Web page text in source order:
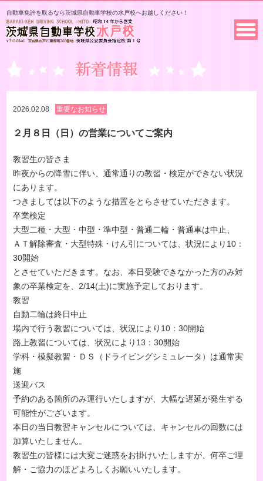
自動車免許を取るなら茨城県自動車学校の水戸校へお越しください！
2026.02.08 重要なお知らせ
２月８日（日）の営業についてご案内
教習生の皆さま
昨夜からの降雪に伴い、通常通りの教習・検定ができない状況
にあります。
つきましては以下のような措置をとらさせていただきます。
卒業検定
大型二種・大型・中型・準中型・普通二輪・普通車は中止、
ＡＴ解除審査・大型特殊・けん引については、状況により10：
30開始
とさせていただきます。なお、本日受験できなかった方のみ対
象の卒業検定を、2/14(土)に実施予定しております。
教習
自動二輪は終日中止
場内で行う教習については、状況により10：30開始
路上教習については、状況により13：30開始
学科・模擬教習・ＤＳ（ドライビングシミュレータ）は通常実
施
送迎バス
予約のある箇所のみ運行いたしますが、大幅な遅延が発生する
可能性がございます。
本日の当日教習キャンセルについては、キャンセルの回数には
加算いたしません。
教習生の皆様には大変ご迷惑をお掛けいたしますが、何卒ご理
解・ご協力のほどよろしくお願いいたします。